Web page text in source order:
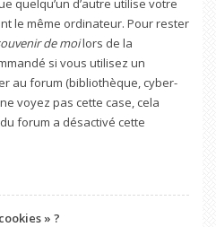
quelqu’un d’autre utilise votre
le même ordinateur. Pour rester
de moilors de la
si vous utilisez un
au forum (bibliothèque, cyber-
voyez pas cette case, cela
forum a désactivé cette
» ?